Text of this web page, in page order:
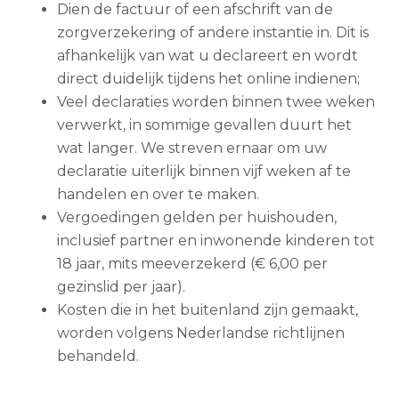
Dien de factuur of een afschrift van de
zorgverzekering of andere instantie in. Dit is
afhankelijk van wat u declareert en wordt
direct duidelijk tijdens het online indienen;
Veel declaraties worden binnen twee weken
verwerkt, in sommige gevallen duurt het
wat langer. We streven ernaar om uw
declaratie uiterlijk binnen vijf weken af te
handelen en over te maken.
Vergoedingen gelden per huishouden,
inclusief partner en inwonende kinderen tot
18 jaar, mits meeverzekerd (€ 6,00 per
gezinslid per jaar).
Kosten die in het buitenland zijn gemaakt,
worden volgens Nederlandse richtlijnen
behandeld.